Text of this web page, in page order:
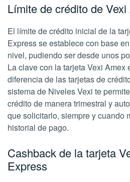
Límite de crédito de Vexi
El límite de crédito inicial de la
Express se establece con base
nivel, pudiendo ser desde unos
La clave con la tarjeta Vexi Amex
diferencia de las tarjetas de
sistema de Niveles Vexi te
crédito de manera trimestral y
que solicitarlo, siempre y cuando
historial de pago.
Cashback de la tarjeta
Express